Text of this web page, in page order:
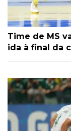
Time de MS
ida à final da